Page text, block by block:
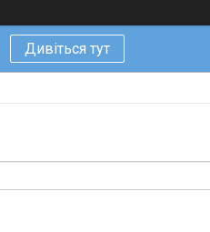
Дивіться тут